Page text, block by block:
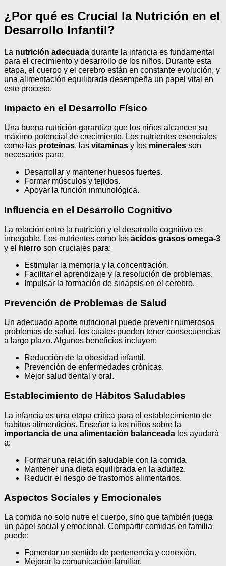
¿Por qué es Crucial la Nutrición en el
Desarrollo Infantil?
La nutrición adecuada durante la infancia es fundamental
para el crecimiento y desarrollo de los niños. Durante esta
etapa, el cuerpo y el cerebro están en constante evolución, y
una alimentación equilibrada desempeña un papel vital en
este proceso.
Impacto en el Desarrollo Físico
Una buena nutrición garantiza que los niños alcancen su
máximo potencial de crecimiento. Los nutrientes esenciales
como las proteínas, las vitaminas y los minerales son
necesarios para:
Desarrollar y mantener huesos fuertes.
Formar músculos y tejidos.
Apoyar la función inmunológica.
Influencia en el Desarrollo Cognitivo
La relación entre la nutrición y el desarrollo cognitivo es
innegable. Los nutrientes como los ácidos grasos omega-3
y el
hierro son cruciales para:
Estimular la memoria y la concentración.
Facilitar el aprendizaje y la resolución de problemas.
Impulsar la formación de sinapsis en el cerebro.
Prevención de Problemas de Salud
Un adecuado aporte nutricional puede prevenir numerosos
problemas de salud, los cuales pueden tener consecuencias
a largo plazo. Algunos beneficios incluyen:
Reducción de la obesidad infantil.
Prevención de enfermedades crónicas.
Mejor salud dental y oral.
Establecimiento de Hábitos Saludables
La infancia es una etapa crítica para el establecimiento de
hábitos alimenticios. Enseñar a los niños sobre la
importancia de una alimentación balanceada les ayudará
a:
Formar una relación saludable con la comida.
Mantener una dieta equilibrada en la adultez.
Reducir el riesgo de trastornos alimentarios.
Aspectos Sociales y Emocionales
La comida no solo nutre el cuerpo, sino que también juega
un papel social y emocional. Compartir comidas en familia
puede:
Fomentar un sentido de pertenencia y conexión.
Mejorar la comunicación familiar.